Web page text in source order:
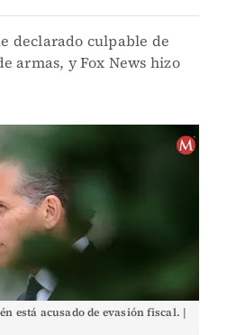
declarado culpable de
armas, y Fox News hizo
está acusado de evasión fiscal. |